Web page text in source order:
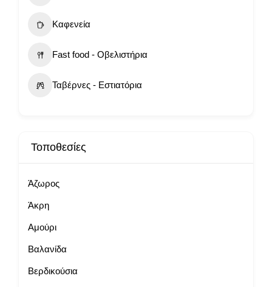
Καφενεία
Fast food - Οβελιστήρια
Ταβέρνες - Εστιατόρια
Τοποθεσίες
Άζωρος
Άκρη
Αμούρι
Βαλανίδα
Βερδικούσια